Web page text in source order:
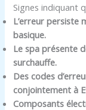
Signes indiquant
L’erreur persiste
basique.
Le spa présente
surchauffe.
Des codes
conjointement à
Composants